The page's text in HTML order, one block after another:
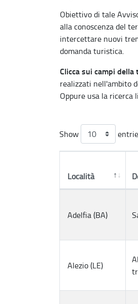
Obiettivo di tale
alla conoscenza del
intercettare nuovi
domanda turistica.
Clicca sui campi della
realizzati nell'ambito
Oppure usa la ricerca
Show
Località
Adelfia (BA)
Alezio (LE)